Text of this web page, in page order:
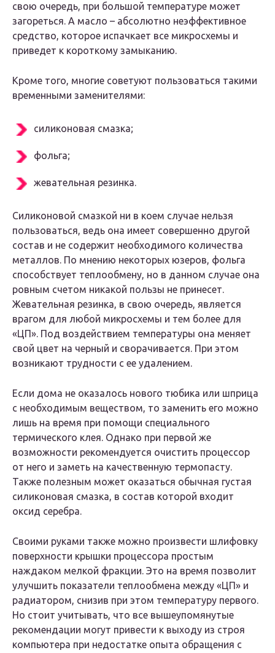
свою очередь, при большой температуре может
загореться. А масло – абсолютно неэффективное
средство, которое испачкает все микросхемы и
приведет к короткому замыканию.
Кроме того, многие советуют пользоваться такими
временными заменителями:
силиконовая смазка;
фольга;
жевательная резинка.
Силиконовой смазкой ни в коем случае нельзя
пользоваться, ведь она имеет совершенно другой
состав и не содержит необходимого количества
металлов. По мнению некоторых юзеров, фольга
способствует теплообмену, но в данном случае она
ровным счетом никакой пользы не принесет.
Жевательная резинка, в свою очередь, является
врагом для любой микросхемы и тем более для
«ЦП». Под воздействием температуры она меняет
свой цвет на черный и сворачивается. При этом
возникают трудности с ее удалением.
Если дома не оказалось нового тюбика или шприца
с необходимым веществом, то заменить его можно
лишь на время при помощи специального
термического клея. Однако при первой же
возможности рекомендуется очистить процессор
от него и заметь на качественную термопасту.
Также полезным может оказаться обычная густая
силиконовая смазка, в состав которой входит
оксид серебра.
Своими руками также можно произвести шлифовку
поверхности крышки процессора простым
наждаком мелкой фракции. Это на время позволит
улучшить показатели теплообмена между «ЦП» и
радиатором, снизив при этом температуру первого.
Но стоит учитывать, что все вышеупомянутые
рекомендации могут привести к выходу из строя
компьютера при недостатке опыта обращения с